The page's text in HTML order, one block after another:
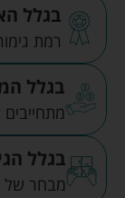
בגלל
רמת
בגלל
מתחייבים
בגלל
מבחר של